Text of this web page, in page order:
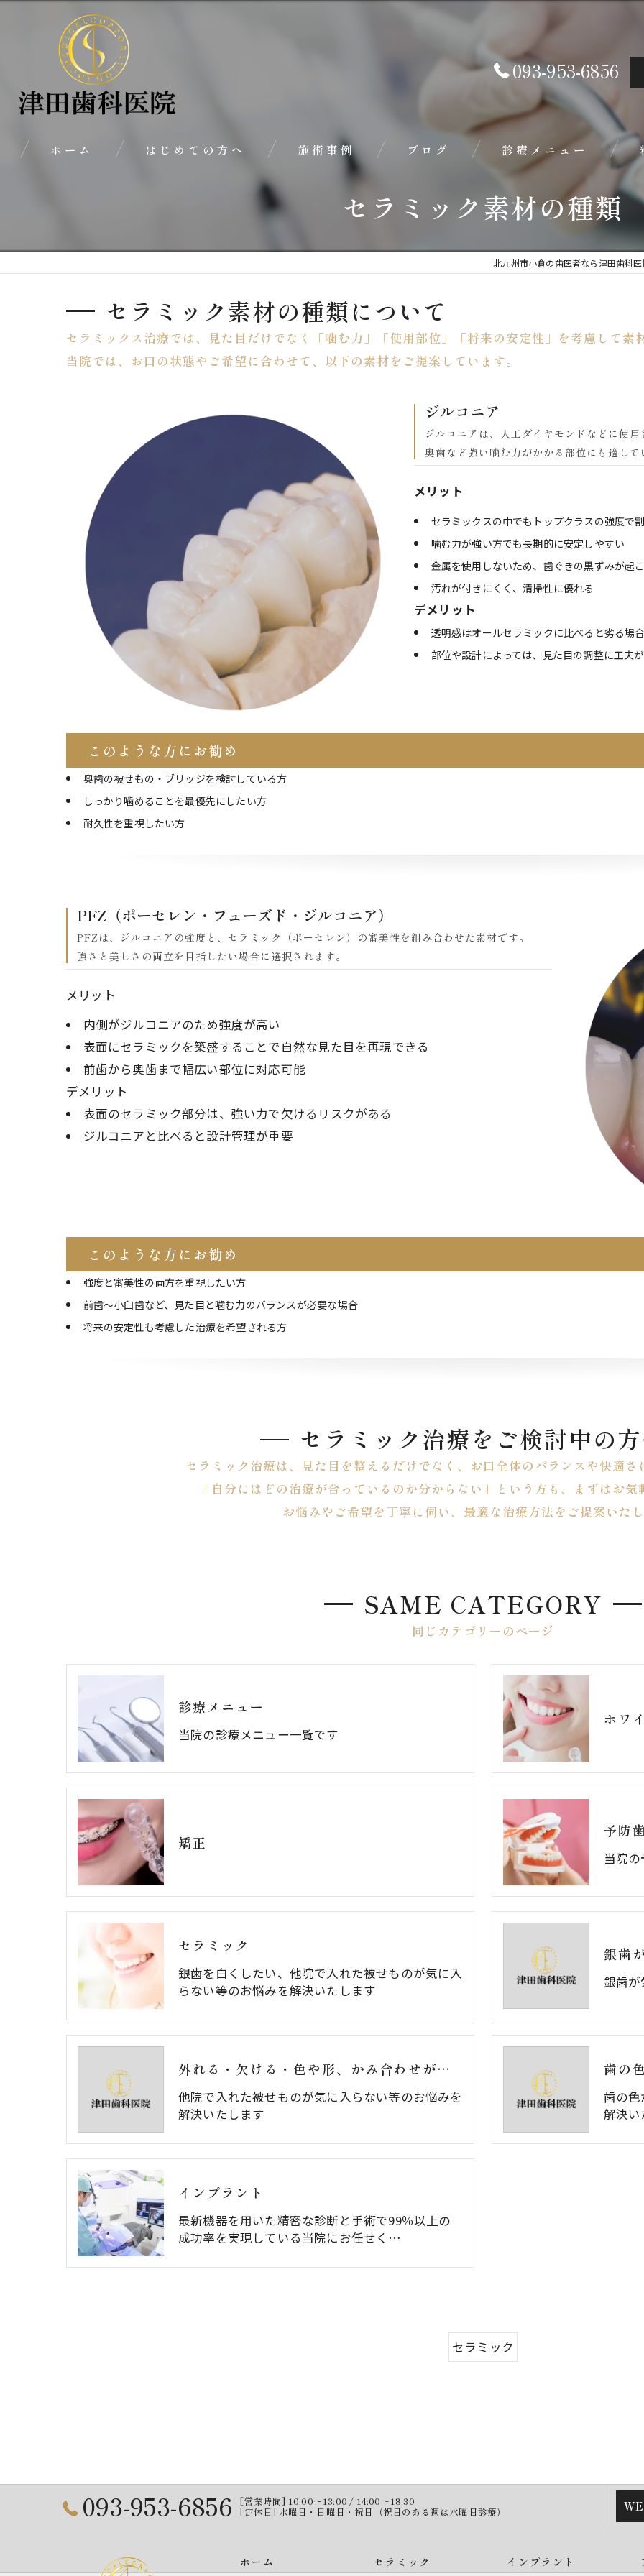
093-953-6856
ホーム はじめての方へ 施術事例 ブログ 診療メニュー
セラミック
外れる・欠ける・色や形、か
セラミック素材の種類
インプラント
矯正
予防歯科
セラミック素材の種類
北九州市小倉の歯医者なら津田歯科
セラミックス治療では、見た目だけでなく「噛む力」「使用部位」「将来の安定性」を考慮して素
当院では、お口の状態やご希望に合わせて、以下の素材をご提案しています。
セラミック素材の種類について
ジルコニア
ジルコニアは、人工ダイヤモンドなどに使
奥歯など強い噛む力がかかる部位にも適して
メリット
セラミックスの中でもトップクラスの強度で
噛む力が強い方でも長期的に安定しやすい
金属を使用しないため、歯ぐきの黒ずみが起
汚れが付きにくく、清掃性に優れる
デメリット
透明感はオールセラミックに比べると劣る場
部位や設計によっては、見た目の調整に工夫
このような方にお勧め
奥歯の被せもの・ブリッジを検討している方
しっかり噛めることを最優先にしたい方
耐久性を重視したい方
PFZ（ポーセレン・フューズド・ジルコニア）
PFZは、ジルコニアの強度と、セラミック（ポーセレン）の審美性を組み合わせた素材です。
強さと美しさの両立を目指したい場合に選択されます。
メリット
内側がジルコニアのため強度が高い
表面にセラミックを築盛することで自然な見た目を再現できる
前歯から奥歯まで幅広い部位に対応可能
デメリット
表面のセラミック部分は、強い力で欠けるリスクがある
ジルコニアと比べると設計管理が重要
このような方にお勧め
強度と審美性の両方を重視したい方
前歯～小臼歯など、見た目と噛む力のバランスが必要な場合
将来の安定性も考慮した治療を希望される方
セラミック治療をご検討中の
セラミック治療は、見た目を整えるだけでなく、お口全体のバランスや快適
「自分にはどの治療が合っているのか分からない」という方も、まずはお
お悩みやご希望を丁寧に伺い、最適な治療方法をご提案いた
同じカテゴリーのページ
SAME CATEGORY
診療メニュー
当院の診療メニュー一覧です
ホワ
矯正
予防
当院
セラミック
銀歯を白くしたい、他院で入れた被せものが気に入
らない等のお悩みを解決いたします
銀歯
銀歯
外れる・欠ける・色や形、かみ合わせが気になる
他院で入れた被せものが気に入らない等のお悩みを
解決いたします
歯の
歯の
解決
インプラント
最新機器を用いた精密な診断と手術で99％以上の
成功率を実現している当院にお任せく…
セラミック
093-953-6856 [営業時間] 10:00～13:00 / 14:00～18:30
[定休日] 水曜日・日曜日・祝日（祝日のある週は水曜日診療）
ホーム セラミック インプラント